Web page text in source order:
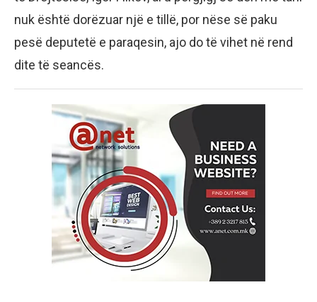
nuk është dorëzuar një e tillë, por nëse së paku
pesë deputetë e paraqesin, ajo do të vihet në rend
dite të seancës.